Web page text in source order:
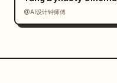
@AI设计钟师傅